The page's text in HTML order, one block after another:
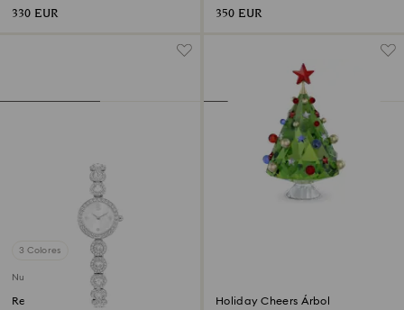
330 EUR 350 EUR
3 Colores
Nuevo
Reloj Una Angelic Holiday Cheers Árbol